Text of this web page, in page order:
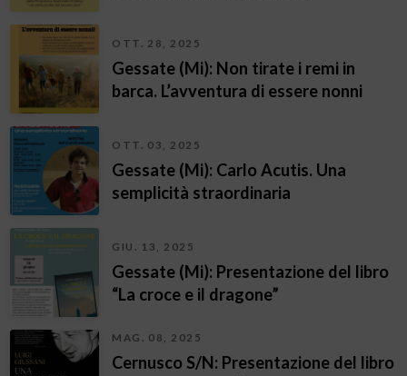
OTT. 28, 2025
Gessate (Mi): Non tirate i remi in
barca. L’avventura di essere nonni
OTT. 03, 2025
Gessate (Mi): Carlo Acutis. Una
semplicità straordinaria
GIU. 13, 2025
Gessate (Mi): Presentazione del libro
“La croce e il dragone”
MAG. 08, 2025
Cernusco S/N: Presentazione del libro